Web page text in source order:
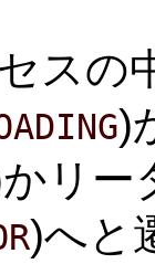
スの
)
リー
)へと